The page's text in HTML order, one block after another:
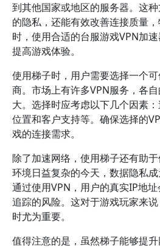
到其他国家或地区的服务器。这
的隐私，还能有效改善连接质量
时，使用合适的台服游戏VPN加
提高游戏体验。
使用梯子时，用户需要选择一个
商。市场上有许多VPN服务，各
大。选择时应考虑以下几个因素
位置和客户支持等。确保选择的
戏的连接需求。
除了加速网络，使用梯子还有助
环境日益复杂的今天，数据隐私成
通过使用VPN，用户的真实IP地
追踪的风险。这对于游戏玩家来
时尤为重要。
值得注意的是，虽然梯子能够提